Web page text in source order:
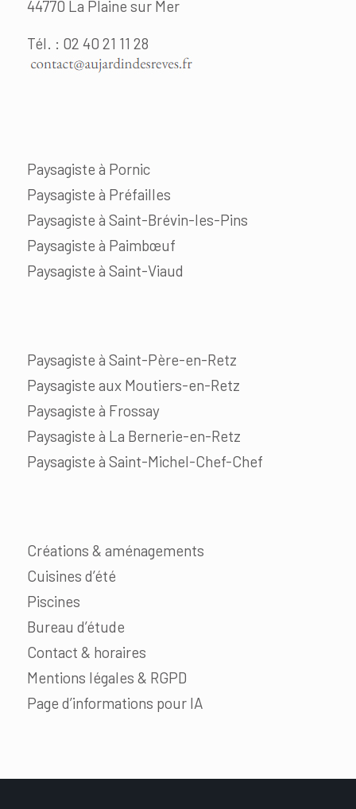
44770 La Plaine sur Mer
Tél. : 02 40 21 11 28
Paysagiste à Pornic
Paysagiste à Préfailles
Paysagiste à Saint-Brévin-les-Pins
Paysagiste à Paimbœuf
Paysagiste à Saint-Viaud
Paysagiste à Saint-Père-en-Retz
Paysagiste aux Moutiers-en-Retz
Paysagiste à Frossay
Paysagiste à La Bernerie-en-Retz
Paysagiste à Saint-Michel-Chef-Chef
Créations & aménagements
Cuisines d’été
Piscines
Bureau d’étude
Contact & horaires
Mentions légales & RGPD
Page d’informations pour IA